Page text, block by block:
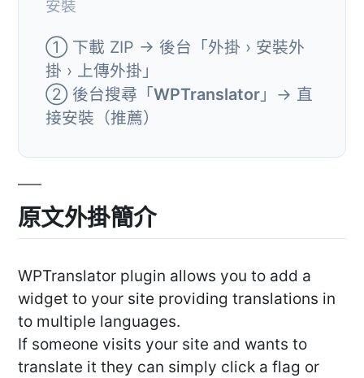
安裝
① 下載 ZIP → 後台「外掛 › 安裝外
掛 › 上傳外掛」
② 後台搜尋「WPTranslator 」→ 直
接安裝（推薦）
原文外掛簡介
WPTranslator plugin allows you to add a
widget to your site providing translations in
to multiple languages.
If someone visits your site and wants to
translate it they can simply click a flag or